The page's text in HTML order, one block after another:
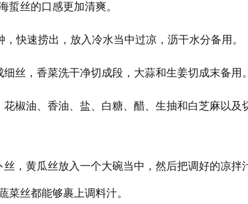
蜇丝的口感更加清爽。
快速捞出，放入冷水当中过凉，沥干水分备用。
丝，香菜洗干净切成段，大蒜和生姜切成末备用。
椒油、香油、盐、白糖、醋、生抽和白芝麻以及
，黄瓜丝放入一个大碗当中，然后把调好的凉拌
菜丝都能够裹上调料汁。